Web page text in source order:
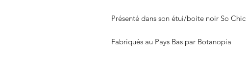
Présenté dans son étui/boite noir So
Fabriqués au Pays Bas par Botanopia